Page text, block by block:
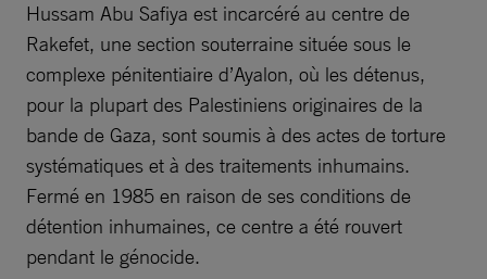
Hussam Abu Safiya est incarcéré au centre de
Rakefet, une section souterraine située sous le
complexe pénitentiaire d’Ayalon, où les détenus,
pour la plupart des Palestiniens originaires de la
bande de Gaza, sont soumis à des actes de torture
systématiques et à des traitements inhumains.
Fermé en 1985 en raison de ses conditions de
détention inhumaines, ce centre a été rouvert
pendant le génocide.